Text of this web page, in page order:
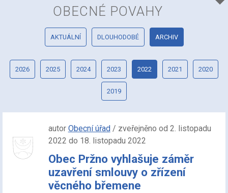
OBECNÉ POVAHY
AKTUÁLNÍ DLOUHODOBÉ ARCHIV
2026 2025 2024 2023 2022 2021 2020
2019
autor Obecní úřad/ zveřejněno od 2. listopadu
2022 do 18. listopadu 2022
Obec Pržno vyhlašuje záměr
uzavření smlouvy o zřízení
věcného břemene